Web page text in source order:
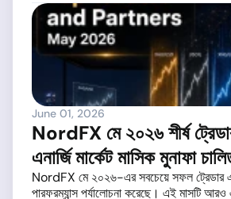
June 01, 2026
NordFX মে ২০২৬ শীর্ষ
এনার্জি মার্কেট মাসিক মুনাফা
NordFX মে ২০২৬-এর সবচেয়ে সফল ট্রেডার
পারফরম্যান্স পর্যালোচনা করেছে। এই মাসটি আরও